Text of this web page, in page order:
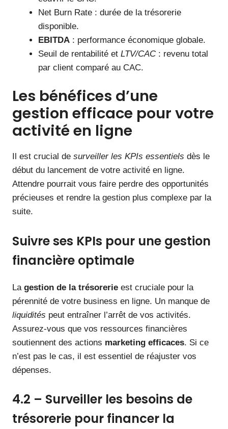
Net Burn Rate : durée de la trésorerie
disponible.
EBITDA : performance économique globale.
Seuil de rentabilité et LTV/CAC: revenu total
par client comparé au CAC.
Les bénéfices d’une
gestion efficace pour votre
activité en ligne
Il est crucial de surveiller les KPIs essentiels dès le
début du lancement de votre activité en ligne.
Attendre pourrait vous faire perdre des opportunités
précieuses et rendre la gestion plus complexe par la
suite.
Suivre ses KPIs pour une gestion
financière optimale
La gestion de la trésorerie est cruciale pour la
pérennité de votre business en ligne. Un manque de
liquidités peut entraîner l’arrêt de vos activités.
Assurez-vous que vos ressources financières
soutiennent des actions marketing efficaces. Si ce
n’est pas le cas, il est essentiel de réajuster vos
dépenses.
4.2 – Surveiller les besoins de
trésorerie pour financer la